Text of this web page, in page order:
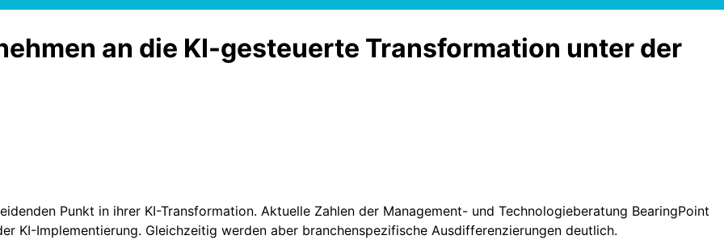
an die KI-gesteuerte Transformation unter der
Punkt in ihrer KI-Transformation. Aktuelle Zahlen der Management- und Technologieberatung BearingPoint
KI-Implementierung. Gleichzeitig werden aber branchenspezifische Ausdifferenzierungen deutlich.